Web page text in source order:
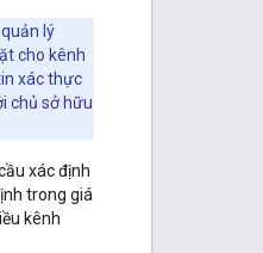
lý
cho kênh
xác thực
chủ sở hữu
xác định
trong giá
kênh